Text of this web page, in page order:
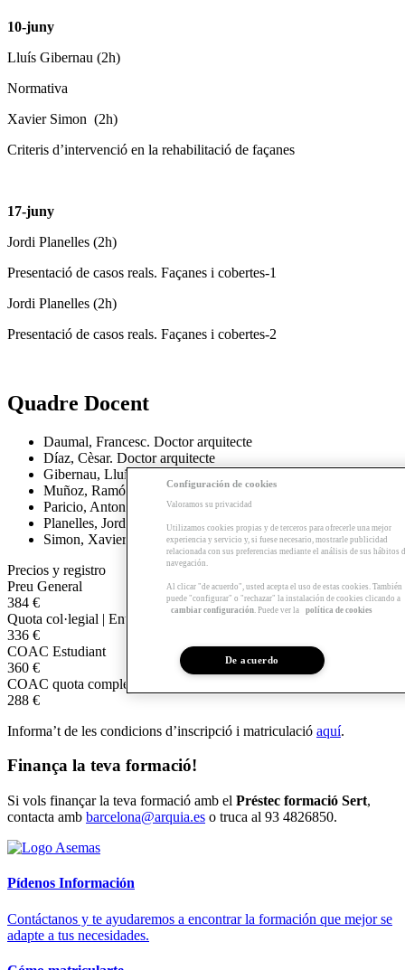
10-juny
Lluís Gibernau (2h)
Normativa
Xavier Simon (2h)
Criteris d’intervenció en la rehabilitació de façanes
17-juny
Jordi Planelles (2h)
Presentació de casos reals. Façanes i cobertes-1
Jordi Planelles (2h)
Presentació de casos reals. Façanes i cobertes-2
Quadre Docent
Daumal, Francesc. Doctor arquitecte
Díaz, Cèsar. Doctor arquitecte
Gibernau, Lluis. Arquitecte
Muñoz, Ramón. Arquitecte
Paricio, Antoni. doctor arquitecte
Planelles, Jordi. Arquitecte
Simon, Xavier. Arquitecte tècnic. Ajuntament de Barcelona
Precios y registro
Preu General
384 €
Quota col·legial | Entitats amb conveni
336 €
COAC Estudiant
360 €
COAC quota complementària
288 €
Informa’t de les condicions d’inscripció i matriculació aquí.
Finança la teva formació!
Si vols finançar la teva formació amb el Préstec formació Sert,
contacta amb barcelona@arquia.es o truca al 93 4826850.
Pídenos Información
Contáctanos y te ayudaremos a encontrar la formación que mejor se
adapte a tus necesidades.
Configuración de cookies
Valoramos su privacidad
Utilizamos cookies propias y de terceros para ofrecerle una mejor
experiencia y servicio y, si fuese necesario, mostrarle publicidad
relacionada con sus preferencias mediante el análisis de sus hábitos
navegación.
Al clicar "de acuerdo", usted acepta el uso de estas cookies. También
puede "configurar" o "rechazar" la instalación de cookies clicando a
cambiar configuración. Puede ver la política de cookies
De acuerdo